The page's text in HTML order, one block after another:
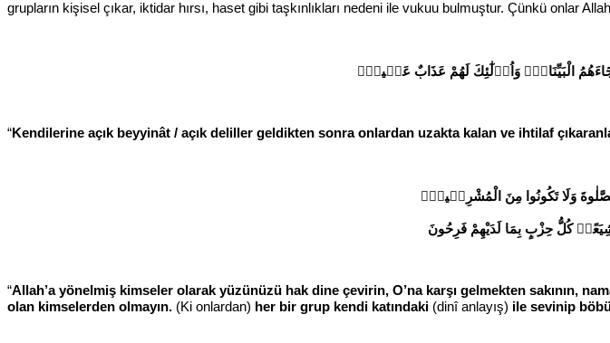
grupların kişisel çıkar, iktidar hırsı, haset gibi taşkınlıkları nedeni ile vukuu bulmuştur. Çünkü onlar
مَا جَٓاءَهُمُ الْبَيِّنَاتُۜ وَاُو۬لٰٓئِكَ لَهُمْ عَذَابٌ عَظ۪يمٌۙ
“Kendilerine açık beyyinât / açık deliller geldikten sonra onlardan uzakta kalan ve ihtilaf
وَلَا تَكُونُوا مِنَ الْمُشْرِك۪ينَۙ
كُلُّ حِزْبٍ بِمَا لَدَيْهِمْ فَرِحُونَ
“Allah’a yönelmiş kimseler olarak yüzünüzü hak dine çevirin, O’na karşı gelmekten sakının,
olan kimselerden olmayın. (Ki onlardan) her bir grup kendi katındaki (dinî anlayış) ile sevinip